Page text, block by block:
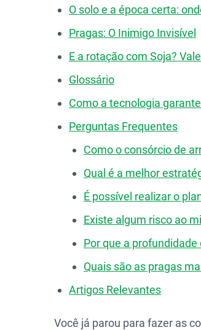
O solo e a época certa:
Pragas: O Inimigo Invisível
E a rotação com Soja?
Glossário
Como a tecnologia
Perguntas Frequentes
Como o consórcio de
Qual é a melhor
É possível realizar o
Existe algum risco ao
Por que a
Quais são as pragas
Artigos Relevantes
Você já parou para fazer as